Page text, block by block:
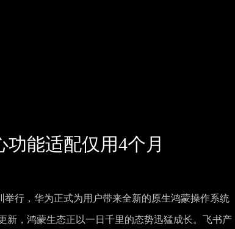
能适配仅用4个月
举行，华为正式为用户带来全新的原生鸿蒙操作系统
新，鸿蒙生态正以一日千里的态势迅猛成长。飞书产